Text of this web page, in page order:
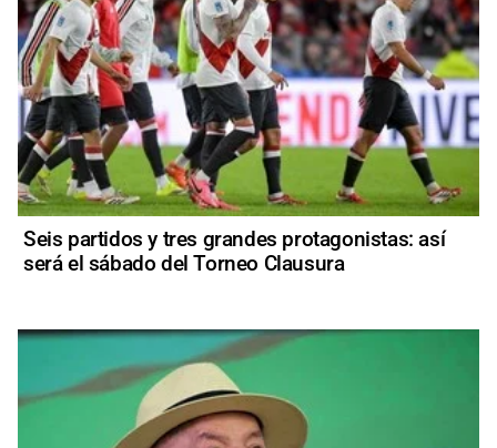
Seis partidos y tres grandes protagonistas: así
será el sábado del Torneo Clausura